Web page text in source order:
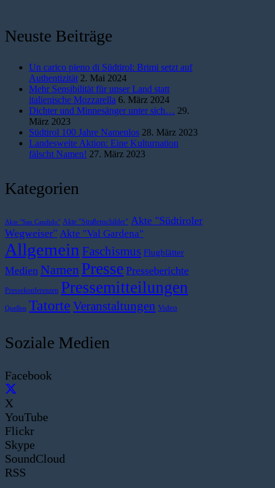
Neuste Beiträge
Un carico pieno di Südtirol: Brimi setzt auf
Authentizität 2. Mai 2024
Mehr Sensibilität für unser Land statt
italienische Mozzarella 6. März 2024
Dichter und Minnesänger unter sich… 29.
März 2023
Südtirol 100 Jahre Namenlos 28. März 2023
Landesweite Aktion: Eine Kulturnation
fälscht Namen! 27. März 2023
Kategorien
Akte "San Candido" Akte "Straßenschilder" Akte "Südtiroler
Wegweiser" Akte "Val Gardena"
Allgemein Faschismus Flugblätter
Medien NamenPresse Presseberichte
Pressekonferenzen Pressemitteilungen
Quellen Tatorte Veranstaltungen Video
Soziale Medien
Facebook
X
YouTube
Flickr
Skype
SoundCloud
RSS